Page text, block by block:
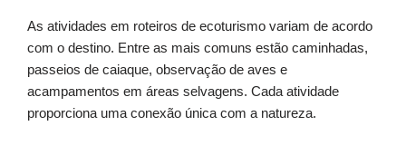
As atividades em roteiros de ecoturismo variam de acordo
com o destino. Entre as mais comuns estão caminhadas,
passeios de caiaque, observação de aves e
acampamentos em áreas selvagens. Cada atividade
proporciona uma conexão única com a natureza.